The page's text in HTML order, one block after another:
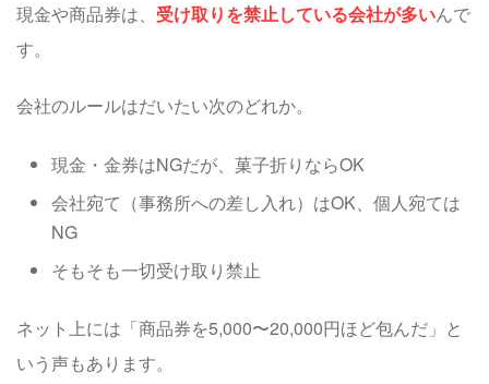
現金や商品券は、 受け取りを禁止している会社が多いんで
す。
会社のルールはだいたい次のどれか。
現金・金券はNGだが、菓子折りならOK
会社宛て（事務所への差し入れ）はOK、個人宛ては
NG
そもそも一切受け取り禁止
ネット上には「商品券を5,000〜20,000円ほど包んだ」と
いう声もあります。